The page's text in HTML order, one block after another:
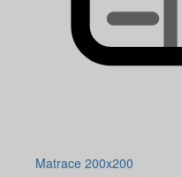
Matrace 200x200